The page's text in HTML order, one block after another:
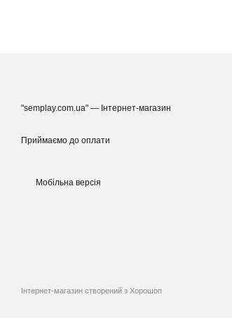
"semplay.com.ua" — Інтернет-магазин
Приймаємо до оплати
Мобільна версія
Інтернет-магазин створений з Хорошоп